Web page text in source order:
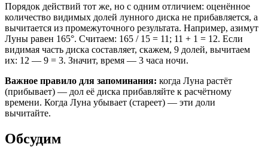
Порядок действий тот же, но с одним отличием: оценённое
количество видимых долей лунного диска не прибавляется, а
вычитается из промежуточного результата. Например, азимут
Луны равен 165°. Считаем: 165 / 15 = 11; 11 + 1 = 12. Если
видимая часть диска составляет, скажем, 9 долей, вычитаем
их: 12 — 9 = 3. Значит, время — 3 часа ночи.
Важное правило для запоминания: когда Луна растёт
(прибывает) — дол её диска прибавляйте к расчётному
времени. Когда Луна убывает (стареет) — эти доли
вычитайте.
Обсудим